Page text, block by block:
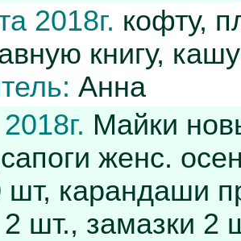
2018г. кофту,
книгу,
Анна
Майки
женс.
шт, карандаши
шт., замазки 2